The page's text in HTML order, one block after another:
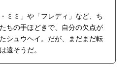
ミミ」や「フレディ」など、ち
ちの手ほどきで、自分の欠点が
シュウヘイ。だが、まだまだ転
遠そうだ。